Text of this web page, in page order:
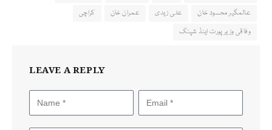
عالمگیر محسود خان
علی زیدی عمران خان
کراچی
وفاقی وزیر پورٹ اینڈ شپنگ
LEAVE A REPLY